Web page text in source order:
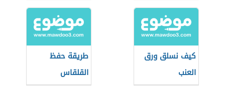
كيف نسلق ورق
العنب
طريقة حفظ
القلقاس